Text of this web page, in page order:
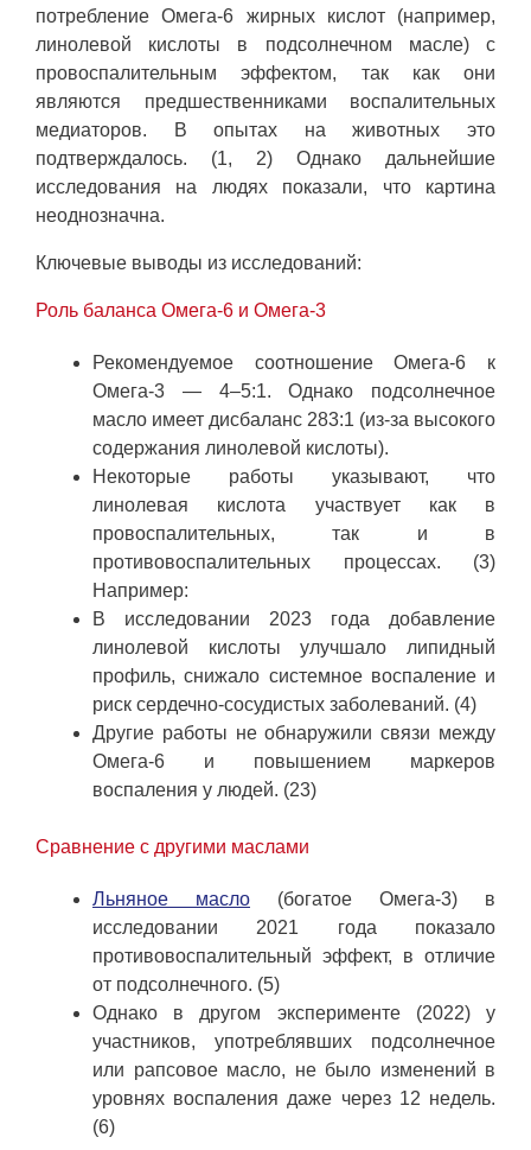
потребление Омега-6 жирных кислот (например,
линолевой кислоты в подсолнечном масле) с
провоспалительным эффектом, так как они
являются предшественниками воспалительных
медиаторов. В опытах на животных это
подтверждалось. (1, 2) Однако дальнейшие
исследования на людях показали, что картина
неоднозначна.
Ключевые выводы из исследований:
Роль баланса Омега-6 и Омега-3
Рекомендуемое соотношение Омега-6 к
Омега-3 — 4–5:1. Однако подсолнечное
масло имеет дисбаланс 283:1 (из-за высокого
содержания линолевой кислоты).
Некоторые работы указывают, что
линолевая кислота участвует как в
провоспалительных, так и в
противовоспалительных процессах. (3)
Например:
В исследовании 2023 года добавление
линолевой кислоты улучшало липидный
профиль, снижало системное воспаление и
риск сердечно-сосудистых заболеваний. (4)
Другие работы не обнаружили связи между
Омега-6 и повышением маркеров
воспаления у людей. (23)
Сравнение с другими маслами
Льняное масло (богатое Омега-3) в
исследовании 2021 года показало
противовоспалительный эффект, в отличие
от подсолнечного. (5)
Однако в другом эксперименте (2022) у
участников, употреблявших подсолнечное
или рапсовое масло, не было изменений в
уровнях воспаления даже через 12 недель.
(6)